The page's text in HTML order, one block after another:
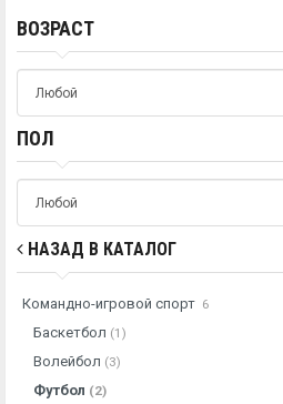
ВОЗРАСТ
ПОЛ
НАЗАД В КАТАЛОГ
Командно-игровой спорт 6
Баскетбол (1)
Волейбол (3)
Футбол (2)